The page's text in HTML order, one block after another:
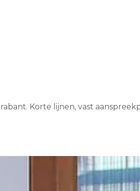
Korte lijnen, vast